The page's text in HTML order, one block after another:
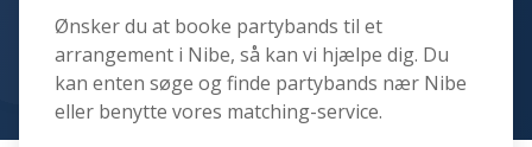
Ønsker du at booke partybands til et
arrangement i Nibe, så kan vi hjælpe dig. Du
kan enten søge og finde partybands nær Nibe
eller benytte vores matching-service.